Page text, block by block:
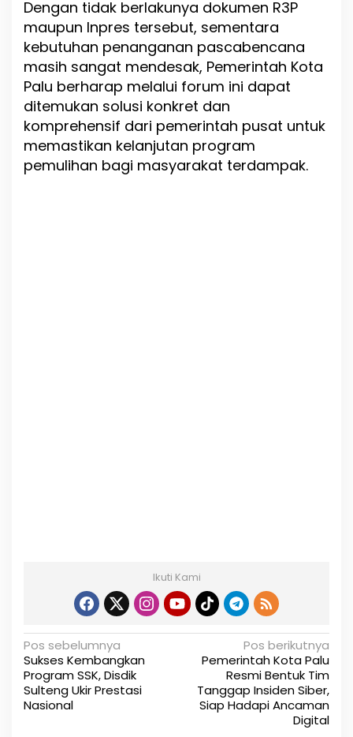
Dengan tidak berlakunya dokumen R3P
maupun Inpres tersebut, sementara
kebutuhan penanganan pascabencana
masih sangat mendesak, Pemerintah Kota
Palu berharap melalui forum ini dapat
ditemukan solusi konkret dan
komprehensif dari pemerintah pusat untuk
memastikan kelanjutan program
pemulihan bagi masyarakat terdampak.
Ikuti Kami
N
a
v
Pos sebelumnya
Sukses Kembangkan
Program SSK, Disdik
Sulteng Ukir Prestasi
Nasional
Pos berikutnya
Pemerintah Kota Palu
Resmi Bentuk Tim
Tanggap Insiden Siber,
Siap Hadapi Ancaman
Digital